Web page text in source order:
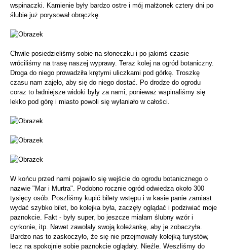
wspinaczki. Kamienie były bardzo ostre i mój małżonek cztery dni po
ślubie już porysował obrączkę.
Chwile posiedzieliśmy sobie na słoneczku i po jakimś czasie
wróciliśmy na trasę naszej wyprawy. Teraz kolej na ogród botaniczny.
Droga do niego prowadziła krętymi uliczkami pod górkę. Troszkę
czasu nam zajęło, aby się do niego dostać. Po drodze do ogrodu
coraz to ładniejsze widoki były za nami, ponieważ wspinaliśmy się
lekko pod górę i miasto powoli się wyłaniało w całości.
W końcu przed nami pojawiło się wejście do ogrodu botanicznego o
nazwie "Mar i Murtra". Podobno rocznie ogród odwiedza około 300
tysięcy osób. Poszliśmy kupić bilety wstępu i w kasie panie zamiast
wydać szybko bilet, bo kolejka była, zaczęły oglądać i podziwiać moje
paznokcie. Fakt - były super, bo jeszcze miałam ślubny wzór i
cyrkonie, itp. Nawet zawołały swoją koleżankę, aby je zobaczyła.
Bardzo nas to zaskoczyło, że się nie przejmowały kolejką turystów,
lecz na spokojnie sobie paznokcie oglądały. Nieźle. Weszliśmy do